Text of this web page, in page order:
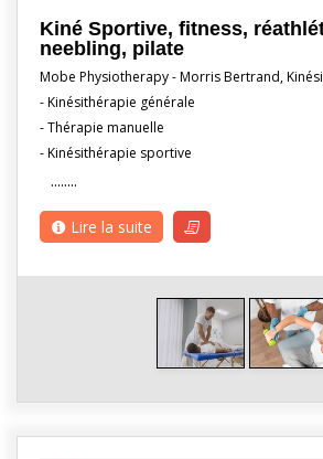
Kiné Sportive, fitness,
neebling, pilate
Mobe Physiotherapy - Morris Bertrand,
- Kinésithérapie générale
- Thérapie manuelle
- Kinésithérapie sportive
........
Lire la suite